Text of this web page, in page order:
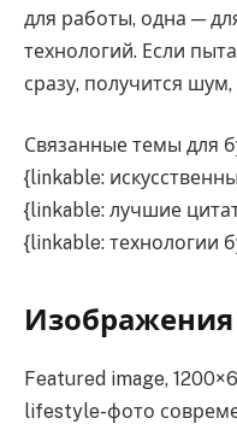
для работы, одна —
технологий. Если
сразу, получится шум,
Связанные темы для
{linkable:
{linkable: лучшие
{linkable: технологии
Изображения
Featured image,
lifestyle-фото